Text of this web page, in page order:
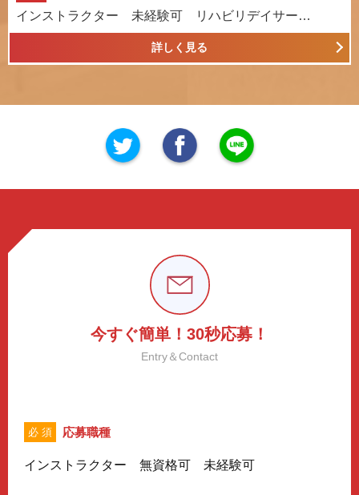
インストラクター 未経験可 リハビリデイサー…
詳しく見る
今すぐ簡単！30秒応募！
Entry＆Contact
必 須 応募職種
インストラクター 無資格可 未経験可